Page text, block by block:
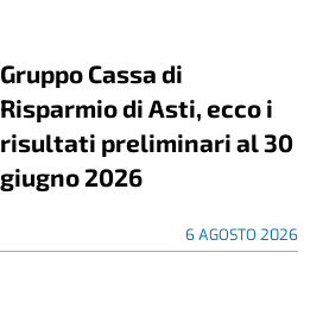
Gruppo Cassa di
Risparmio di Asti, ecco i
risultati preliminari al 30
giugno 2026
6 AGOSTO 2026